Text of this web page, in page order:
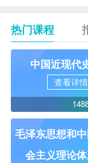
热门课程
中国近现代
查看详情
毛泽东思想和
会主义理论